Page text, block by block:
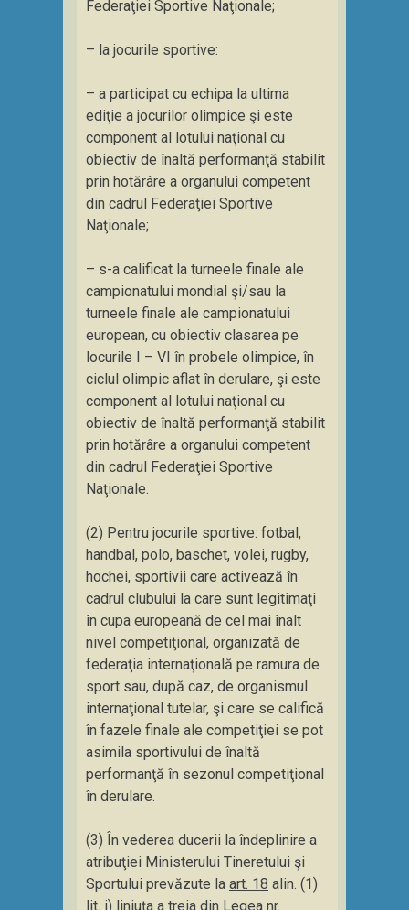
Federaţiei Sportive Naţionale;
– la jocurile sportive:
– a participat cu echipa la ultima
ediţie a jocurilor olimpice şi este
component al lotului naţional cu
obiectiv de înaltă performanţă stabilit
prin hotărâre a organului competent
din cadrul Federaţiei Sportive
Naţionale;
– s-a calificat la turneele finale ale
campionatului mondial şi/sau la
turneele finale ale campionatului
european, cu obiectiv clasarea pe
locurile I – VI în probele olimpice, în
ciclul olimpic aflat în derulare, şi este
component al lotului naţional cu
obiectiv de înaltă performanţă stabilit
prin hotărâre a organului competent
din cadrul Federaţiei Sportive
Naţionale.
(2) Pentru jocurile sportive: fotbal,
handbal, polo, baschet, volei, rugby,
hochei, sportivii care activează în
cadrul clubului la care sunt legitimaţi
în cupa europeană de cel mai înalt
nivel competiţional, organizată de
federaţia internaţională pe ramura de
sport sau, după caz, de organismul
internaţional tutelar, şi care se califică
în fazele finale ale competiţiei se pot
asimila sportivului de înaltă
performanţă în sezonul competiţional
în derulare.
(3) În vederea ducerii la îndeplinire a
atribuţiei Ministerului Tineretului şi
Sportului prevăzute la art. 18 alin. (1)
lit. i) liniuţa a treia din Legea nr.